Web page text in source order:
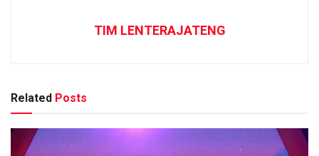
TIM LENTERAJATENG
Related Posts